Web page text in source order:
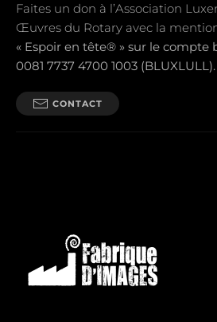
Faites un don à l’Association
Œuvres du Rotary avec la
« Espoir en tête® » sur le compte
0081 7737 4700 1003 (BLUXLULL).
CONTACT